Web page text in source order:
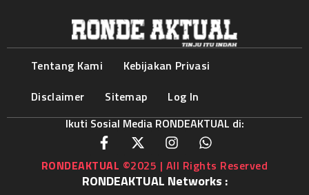
Tentang Kami
Kebijakan Privasi
Disclaimer
Sitemap
Log In
Ikuti Sosial Media RONDEAKTUAL di:
RONDEAKTUAL ©2025 | All Rights Reserved
RONDEAKTUAL Networks :